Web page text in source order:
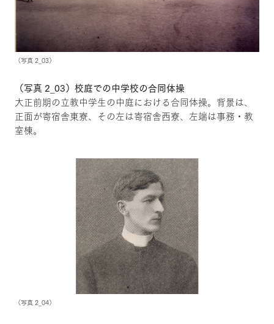
（写真 2_03）
（写真 2_03）校庭での中学校の合同体操
大正前期の立教中学生の中庭における合同体操。背景は、
正面が寄宿舎東寮、その左は寄宿舎西寮、左端は事務・教
室棟。
（写真 2_04）